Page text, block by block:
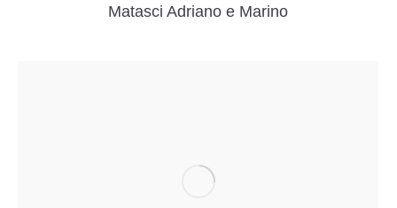
Matasci Adriano e Marino